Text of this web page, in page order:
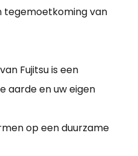
tegemoetkoming van
Fujitsu is een
aarde en uw eigen
op een duurzame